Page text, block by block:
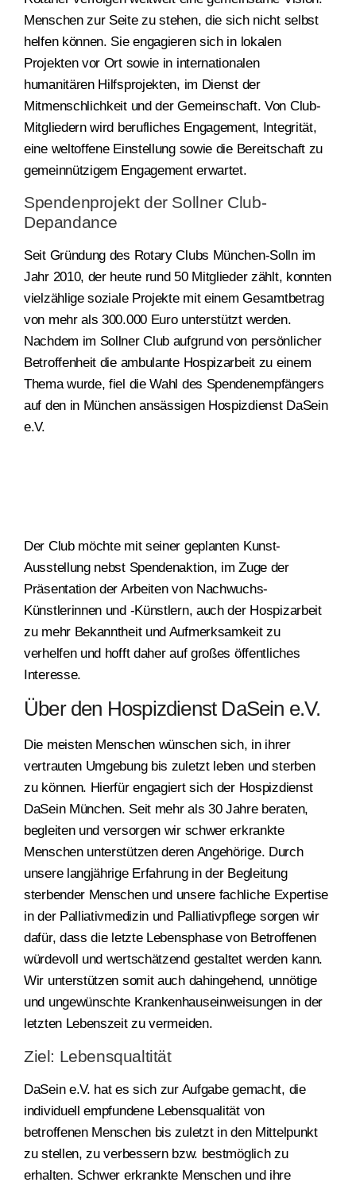
Menschen zur Seite zu stehen, die sich nicht selbst
helfen können. Sie engagieren sich in lokalen
Projekten vor Ort sowie in internationalen
humanitären Hilfsprojekten, im Dienst der
Mitmenschlichkeit und der Gemeinschaft. Von Club-
Mitgliedern wird berufliches Engagement, Integrität,
eine weltoffene Einstellung sowie die Bereitschaft zu
gemeinnützigem Engagement erwartet.
Spendenprojekt der Sollner Club-
Depandance
Seit Gründung des Rotary Clubs München-Solln im
Jahr 2010, der heute rund 50 Mitglieder zählt, konnten
vielzählige soziale Projekte mit einem Gesamtbetrag
von mehr als 300.000 Euro unterstützt werden.
Nachdem im Sollner Club aufgrund von persönlicher
Betroffenheit die ambulante Hospizarbeit zu einem
Thema wurde, fiel die Wahl des Spendenempfängers
auf den in München ansässigen Hospizdienst DaSein
e.V.
Der Club möchte mit seiner geplanten Kunst-
Ausstellung nebst Spendenaktion, im Zuge der
Präsentation der Arbeiten von Nachwuchs-
Künstlerinnen und -Künstlern, auch der Hospizarbeit
zu mehr Bekanntheit und Aufmerksamkeit zu
verhelfen und hofft daher auf großes öffentliches
Interesse.
Über den Hospizdienst DaSein e.V.
Die meisten Menschen wünschen sich, in ihrer
vertrauten Umgebung bis zuletzt leben und sterben
zu können. Hierfür engagiert sich der Hospizdienst
DaSein München. Seit mehr als 30 Jahre beraten,
begleiten und versorgen wir schwer erkrankte
Menschen unterstützen deren Angehörige. Durch
unsere langjährige Erfahrung in der Begleitung
sterbender Menschen und unsere fachliche Expertise
in der Palliativmedizin und Palliativpflege sorgen wir
dafür, dass die letzte Lebensphase von Betroffenen
würdevoll und wertschätzend gestaltet werden kann.
Wir unterstützen somit auch dahingehend, unnötige
und ungewünschte Krankenhauseinweisungen in der
letzten Lebenszeit zu vermeiden.
Ziel: Lebensqualtität
DaSein e.V. hat es sich zur Aufgabe gemacht, die
individuell empfundene Lebensqualität von
betroffenen Menschen bis zuletzt in den Mittelpunkt
zu stellen, zu verbessern bzw. bestmöglich zu
erhalten. Schwer erkrankte Menschen und ihre